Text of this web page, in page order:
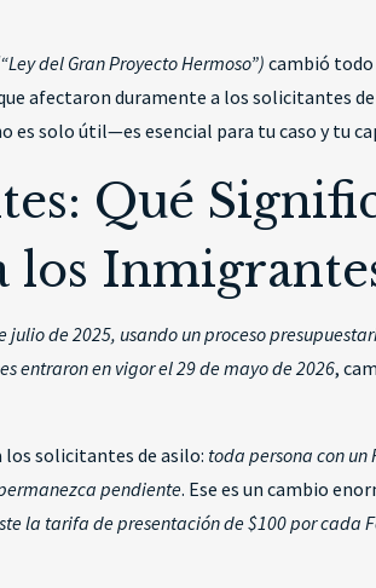
del Gran Proyecto Hermoso”)cambió
afectaron duramente a los solicitantes
es solo útil—es esencial para tu caso y tu
Qué
los
julio de 2025, usando un proceso
entraron en vigor el 29 de mayo de 2026,
solicitantes de asilo: toda persona con
pendiente. Ese es un cambio
la tarifa de presentación de $100 por